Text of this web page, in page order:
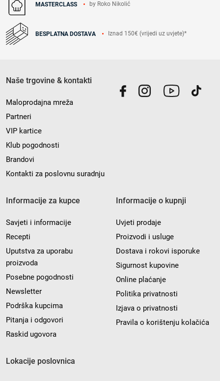
MASTERCLASS by Roko Nikolić
BESPLATNA DOSTAVA Iznad 150€ (vrijedi uz uvjete)*
Naše trgovine & kontakti
Maloprodajna mreža
Partneri
VIP kartice
Klub pogodnosti
Brandovi
Kontakti za poslovnu suradnju
Informacije za kupce
Savjeti i informacije
Recepti
Uputstva za uporabu
proizvoda
Posebne pogodnosti
Newsletter
Podrška kupcima
Pitanja i odgovori
Raskid ugovora
Informacije o kupnji
Uvjeti prodaje
Proizvodi i usluge
Dostava i rokovi isporuke
Sigurnost kupovine
Online plaćanje
Politika privatnosti
Izjava o privatnosti
Pravila o korištenju kolačića
Lokacije poslovnica